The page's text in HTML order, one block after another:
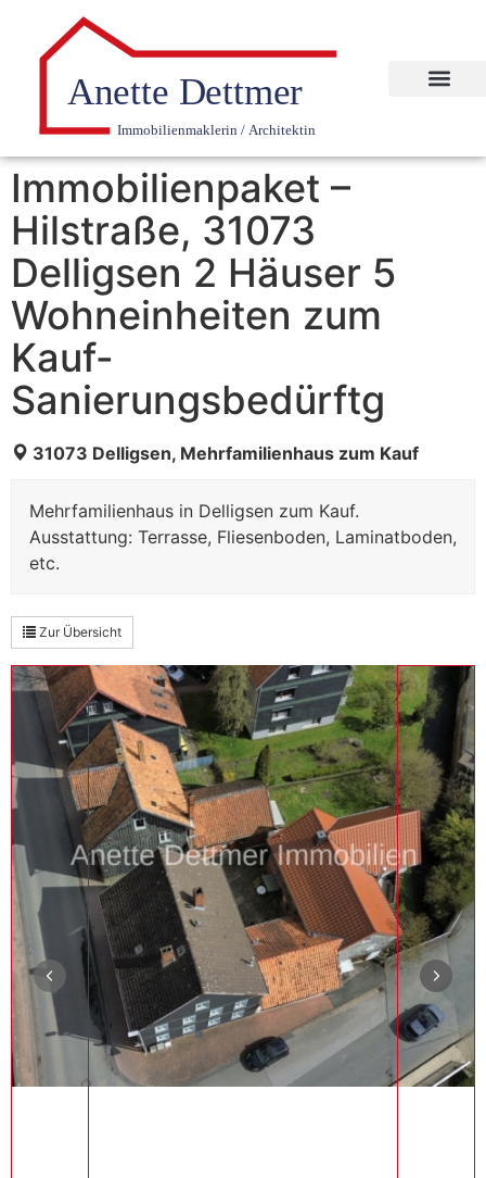
Immobilienpaket –
Hilstraße, 31073
Delligsen 2 Häuser 5
Wohneinheiten zum
Kauf-
Sanierungsbedürftg
31073 Delligsen, Mehrfamilienhaus zum Kauf
Mehrfamilienhaus in Delligsen zum Kauf.
Ausstattung: Terrasse, Fliesenboden, Laminatboden,
etc.
Zur Übersicht